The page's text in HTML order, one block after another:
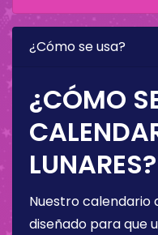
¿Cómo se usa?
¿CÓMO
LUNARES?
Nuestro calendario
diseñado para que